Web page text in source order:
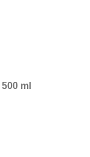
500 ml